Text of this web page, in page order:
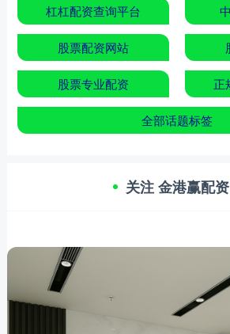
杠杠配资查询平台
股票配资网站
股票专业配资 正
全部话题标签
关注 金港赢配资